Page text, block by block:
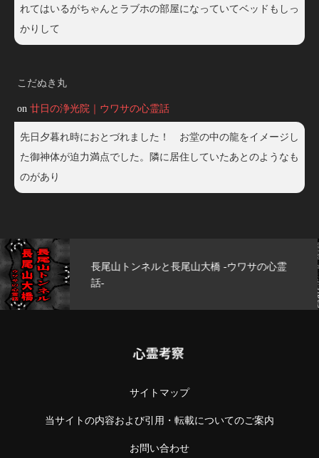
れてはいるがちゃんとラブホの部屋になっていてベッドもしっ
かりして
こだぬき丸
on 廿日の浄光院｜ウワサの心霊話
先日夕暮れ時におとづれました！ お堂の中の龍をイメージし
た御神体が迫力満点でした。隣に居住していたあとのようなも
のがあり
玄武洞公園 -ウワサの心霊話-
心霊考察
サイトマップ
当サイトの内容および引用・転載についてのご案内
お問い合わせ